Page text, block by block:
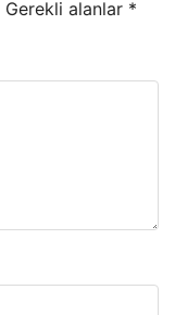
Gerekli alanlar *